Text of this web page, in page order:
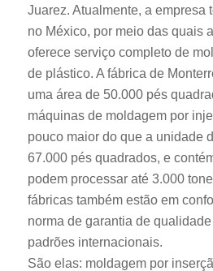
Juarez. Atualmente, a empresa
no México, por meio das quais
oferece serviço completo de
de plástico. A fábrica de
uma área de 50.000 pés
máquinas de moldagem por
pouco maior do que a unidade
67.000 pés quadrados, e
podem processar até 3.000
fábricas também estão em
norma de garantia de
padrões internacionais.
São elas: moldagem por